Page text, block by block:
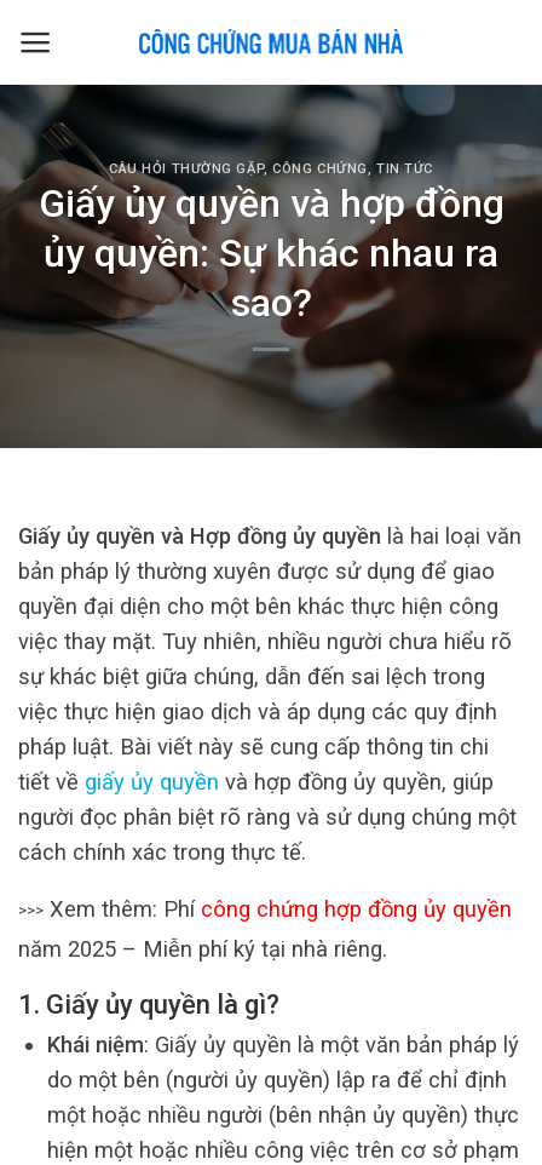
CÂU HỎI THƯỜNG GẶP,CÔNG CHỨNG,TIN TỨC
Giấy ủy quyền và hợp đồng
ủy quyền: Sự khác nhau ra
sao?
Giấy ủy quyền và Hợp đồng ủy quyền là hai loại văn
bản pháp lý thường xuyên được sử dụng để giao
quyền đại diện cho một bên khác thực hiện công
việc thay mặt. Tuy nhiên, nhiều người chưa hiểu rõ
sự khác biệt giữa chúng, dẫn đến sai lệch trong
việc thực hiện giao dịch và áp dụng các quy định
pháp luật. Bài viết này sẽ cung cấp thông tin chi
tiết về giấy ủy quyền và hợp đồng ủy quyền, giúp
người đọc phân biệt rõ ràng và sử dụng chúng một
cách chính xác trong thực tế.
>>> Xem thêm: Phí công chứng hợp đồng ủy quyền
năm 2025 – Miễn phí ký tại nhà riêng.
1. Giấy ủy quyền là gì?
Khái niệm: Giấy ủy quyền là một văn bản pháp lý
do một bên (người ủy quyền) lập ra để chỉ định
một hoặc nhiều người (bên nhận ủy quyền) thực
hiện một hoặc nhiều công việc trên cơ sở phạm